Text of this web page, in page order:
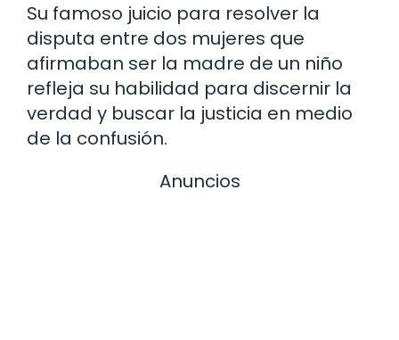
Su famoso juicio para resolver la
disputa entre dos mujeres que
afirmaban ser la madre de un niño
refleja su habilidad para discernir la
verdad y buscar la justicia en medio
de la confusión.
Anuncios